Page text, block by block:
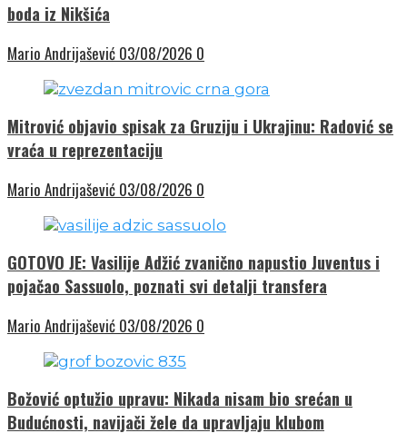
boda iz Nikšića
Mario Andrijašević 03/08/2026 0
Mitrović objavio spisak za Gruziju i Ukrajinu: Radović se
vraća u reprezentaciju
Mario Andrijašević 03/08/2026 0
GOTOVO JE: Vasilije Adžić zvanično napustio Juventus i
pojačao Sassuolo, poznati svi detalji transfera
Mario Andrijašević 03/08/2026 0
Božović optužio upravu: Nikada nisam bio srećan u
Budućnosti, navijači žele da upravljaju klubom